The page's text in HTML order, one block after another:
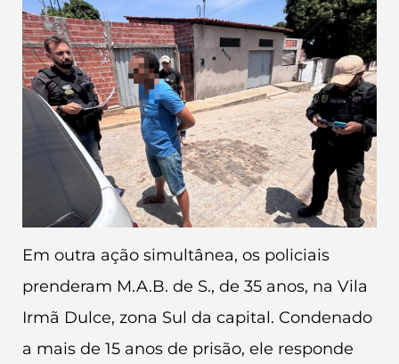
Em outra ação simultânea, os policiais
prenderam M.A.B. de S., de 35 anos, na Vila
Irmã Dulce, zona Sul da capital. Condenado
a mais de 15 anos de prisão, ele responde